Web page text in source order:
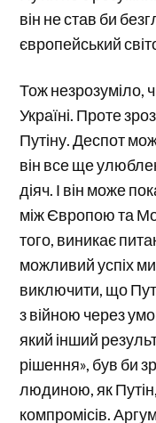
він не став би
європейський
Тож незрозуміло,
Україні. Проте
Путіну. Деспот
він все ще
діяч. І він може
між Європою та
того, виникає
можливий успіх
виключити, що
з війною через
який інший
рішення», був би
людиною, як
компромісів.